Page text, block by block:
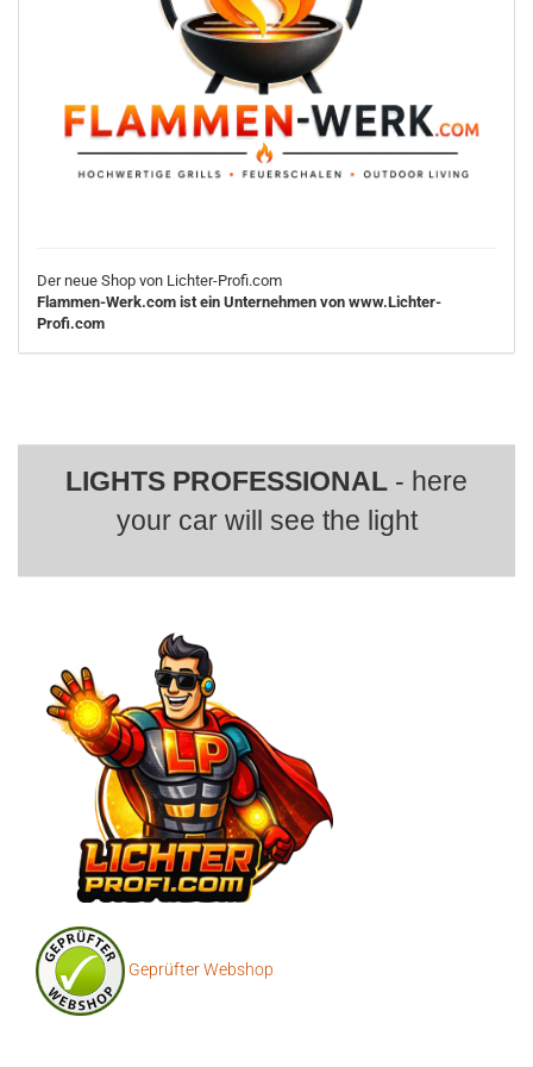
Der neue Shop von Lichter-Profi.com
Flammen-Werk.com ist ein Unternehmen von www.Lichter-
Profi.com
LIGHTS PROFESSIONAL - here
your car will see the light
Geprüfter Webshop